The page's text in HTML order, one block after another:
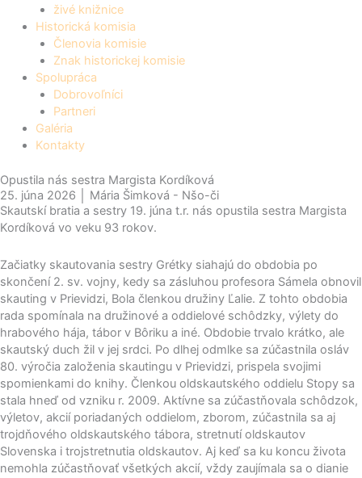
živé knižnice
Historická komisia
Členovia komisie
Znak historickej komisie
Spolupráca
Dobrovoľníci
Partneri
Galéria
Kontakty
Opustila nás sestra Margista Kordíková
25. júna 2026 │ Mária Šimková - Nšo-či
Skautskí bratia a sestry 19. júna t.r. nás opustila sestra Margista
Kordíková vo veku 93 rokov.
Začiatky skautovania sestry Grétky siahajú do obdobia po
skončení 2. sv. vojny, kedy sa zásluhou profesora Sámela obnovil
skauting v Prievidzi, Bola členkou družiny Ľalie. Z tohto obdobia
rada spomínala na družinové a oddielové schôdzky, výlety do
hrabového hája, tábor v Bôriku a iné. Obdobie trvalo krátko, ale
skautský duch žil v jej srdci. Po dlhej odmlke sa zúčastnila osláv
80. výročia založenia skautingu v Prievidzi, prispela svojimi
spomienkami do knihy. Členkou oldskautského oddielu Stopy sa
stala hneď od vzniku r. 2009. Aktívne sa zúčastňovala schôdzok,
výletov, akcií poriadaných oddielom, zborom, zúčastnila sa aj
trojdňového oldskautského tábora, stretnutí oldskautov
Slovenska i trojstretnutia oldskautov. Aj keď sa ku koncu života
nemohla zúčastňovať všetkých akcií, vždy zaujímala sa o dianie